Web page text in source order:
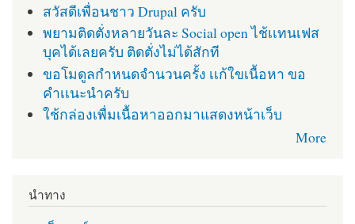
สวัสดีเพื่อนชาว Drupal ครับ
พยามติดตั่งหลายวันละ Social open ไช้เเทนเฟส
บุคได้เลยครับ ติดตั่งไม่ได้สักที
ขอโมดูลกำหนดจำนวนครั้ง เเก้ใขเนื้อหา ขอ
คำเเนะนำครับ
ใช้กล่องเพื่มเนื้อหาออกมาแสดงหน้าเว็บ
More
นำทาง